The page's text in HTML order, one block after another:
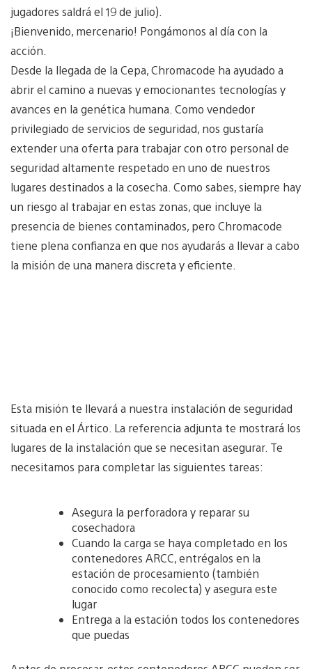
jugadores saldrá el 19 de julio).
¡Bienvenido, mercenario! Pongámonos al día con la
acción.
Desde la llegada de la Cepa, Chromacode ha ayudado a
abrir el camino a nuevas y emocionantes tecnologías y
avances en la genética humana. Como vendedor
privilegiado de servicios de seguridad, nos gustaría
extender una oferta para trabajar con otro personal de
seguridad altamente respetado en uno de nuestros
lugares destinados a la cosecha. Como sabes, siempre hay
un riesgo al trabajar en estas zonas, que incluye la
presencia de bienes contaminados, pero Chromacode
tiene plena confianza en que nos ayudarás a llevar a cabo
la misión de una manera discreta y eficiente.
Esta misión te llevará a nuestra instalación de seguridad
situada en el Ártico. La referencia adjunta te mostrará los
lugares de la instalación que se necesitan asegurar. Te
necesitamos para completar las siguientes tareas:
Asegura la perforadora y reparar su
cosechadora
Cuando la carga se haya completado en los
contenedores ARCC, entrégalos en la
estación de procesamiento (también
conocido como recolecta) y asegura este
lugar
Entrega a la estación todos los contenedores
que puedas